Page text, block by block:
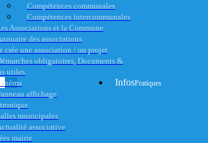
Compétences communales
Compétences intercommunales
Associations et la Commune
des associations
crée une association / un projet
obligatoires, Documents &
utiles
affichage
municipales
associative
InfosPratiques
mairie